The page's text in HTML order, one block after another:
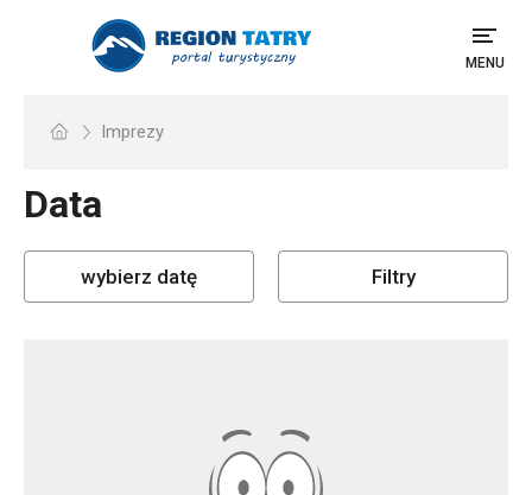
MENU
Imprezy
Data
wybierz datę Filtry